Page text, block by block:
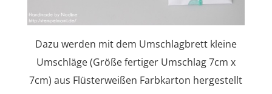
Dazu werden mit dem Umschlagbrett kleine
Umschläge (Größe fertiger Umschlag 7cm x
7cm) aus Flüsterweißen Farbkarton hergestellt